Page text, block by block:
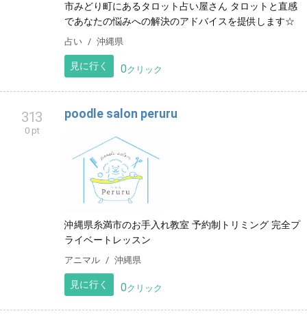
市みどり町にあるタロット占い屋さん タロットと直感
であなたの悩みへの解決のアドバイスを提供します☆
占い 沖縄県
見に行く 0クリック
313
0 pt
poodle salon peruru
沖縄県糸満市のお手入れ教室 予約制トリミング 完全プ
ライベートレッスン
アニマル 沖縄県
見に行く 0クリック